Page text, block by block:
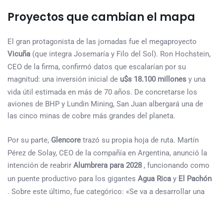
Proyectos que cambian el mapa
El gran protagonista de las jornadas fue el megaproyecto
Vicuña (que integra Josemaría y Filo del Sol). Ron Hochstein,
CEO de la firma, confirmó datos que escalarían por su
magnitud: una inversión inicial de u$s 18.100 millones y una
vida útil estimada en más de 70 años. De concretarse los
aviones de BHP y Lundin Mining, San Juan albergará una de
las cinco minas de cobre más grandes del planeta.
Por su parte, Glencore trazó su propia hoja de ruta. Martín
Pérez de Solay, CEO de la compañía en Argentina, anunció la
intención de reabrir Alumbrera para 2028, funcionando como
un puente productivo para los gigantes Agua Rica y El Pachón
. Sobre este último, fue categórico: «Se va a desarrollar una